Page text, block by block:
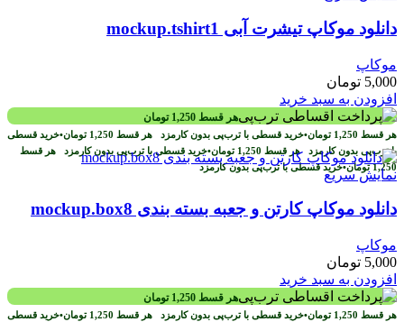
دانلود موکاپ تیشرت آبی mockup.tshirt1
موکاپ
5,000 تومان
افزودن به سبد خرید
هر قسط 1,250 تومان
هر قسط 1,250 تومان•خرید قسطی با ترب‌پی بدون کارمزد هر قسط 1,250 تومان•خرید قسطی
با ترب‌پی بدون کارمزدهر قسط 1,250 تومان•خرید قسطی با ترب‌پی بدون کارمزد هر قسط
1,250 تومان•خرید قسطی با ترب‌پی بدون کارمزدنمایش سریع
دانلود موکاپ کارتن و جعبه بسته بندی mockup.box8
موکاپ
5,000 تومان
افزودن به سبد خرید
هر قسط 1,250 تومان
هر قسط 1,250 تومان•خرید قسطی با ترب‌پی بدون کارمزد هر قسط 1,250 تومان•خرید قسطی